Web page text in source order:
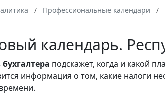
Профессиональные календари
календарь.
бухгалтера подскажет, когда и какой
информация о том, какие налоги